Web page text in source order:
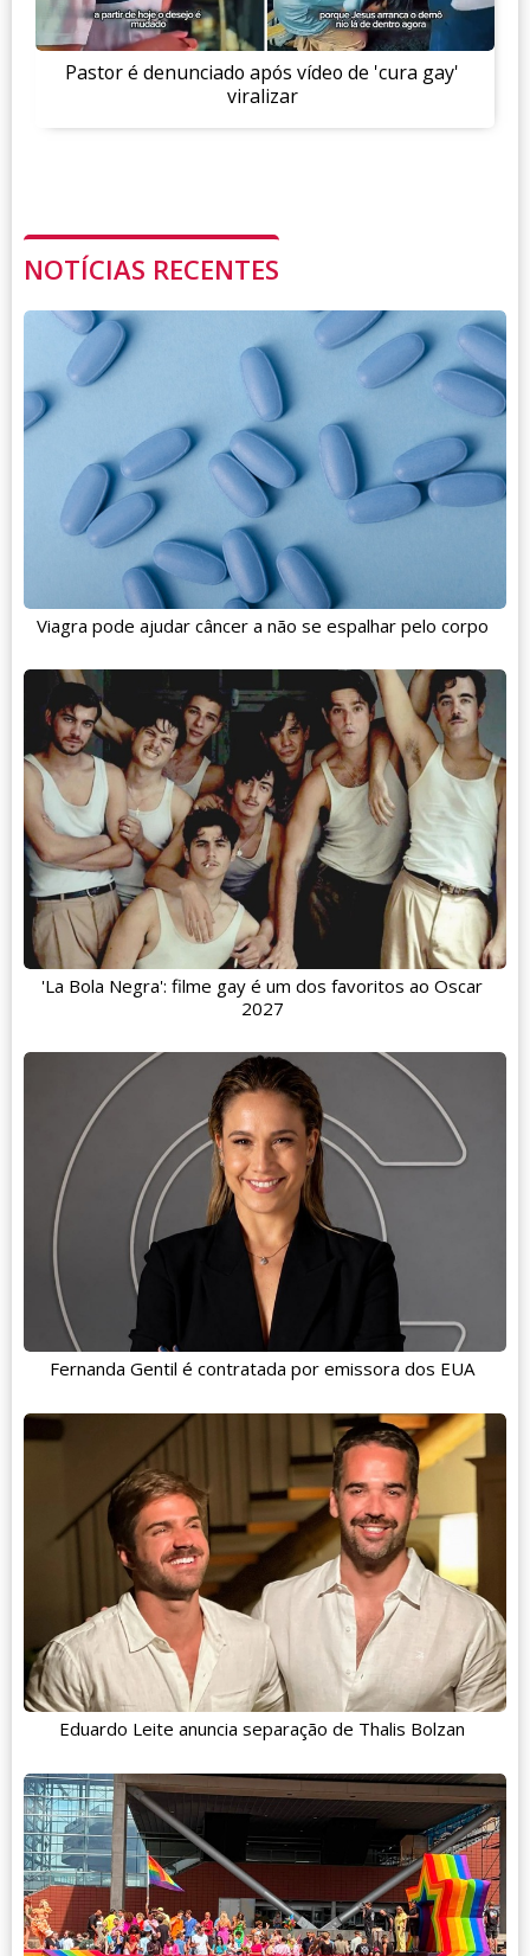
Pastor é denunciado após vídeo de 'cura gay'
viralizar
NOTÍCIAS RECENTES
Viagra pode ajudar câncer a não se espalhar pelo corpo
'La Bola Negra': filme gay é um dos favoritos ao Oscar
2027
Fernanda Gentil é contratada por emissora dos EUA
Eduardo Leite anuncia separação de Thalis Bolzan